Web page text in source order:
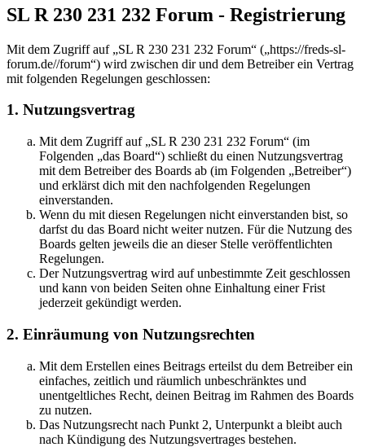
SL R 230 231 232 Forum - Registrierung
Mit dem Zugriff auf „SL R 230 231 232 Forum“ („https://freds-sl-
forum.de//forum“) wird zwischen dir und dem Betreiber ein Vertrag
mit folgenden Regelungen geschlossen:
1. Nutzungsvertrag
Mit dem Zugriff auf „SL R 230 231 232 Forum“ (im
Folgenden „das Board“) schließt du einen Nutzungsvertrag
mit dem Betreiber des Boards ab (im Folgenden „Betreiber“)
und erklärst dich mit den nachfolgenden Regelungen
einverstanden.
Wenn du mit diesen Regelungen nicht einverstanden bist, so
darfst du das Board nicht weiter nutzen. Für die Nutzung des
Boards gelten jeweils die an dieser Stelle veröffentlichten
Regelungen.
Der Nutzungsvertrag wird auf unbestimmte Zeit geschlossen
und kann von beiden Seiten ohne Einhaltung einer Frist
jederzeit gekündigt werden.
2. Einräumung von Nutzungsrechten
Mit dem Erstellen eines Beitrags erteilst du dem Betreiber ein
einfaches, zeitlich und räumlich unbeschränktes und
unentgeltliches Recht, deinen Beitrag im Rahmen des Boards
zu nutzen.
Das Nutzungsrecht nach Punkt 2, Unterpunkt a bleibt auch
nach Kündigung des Nutzungsvertrages bestehen.